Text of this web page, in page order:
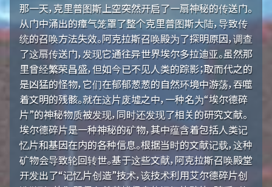
那一天，克里普图斯上空突然开启了一扇神秘的传送门。
从门中涌出的瘴气笼罩了整个克里普图斯大陆，导致传
统的召唤方法失效。阿克拉斯召唤殿为了探明原因，调查
了这扇传送门，发现它通往异世界埃尔多拉迪亚。虽然那
里曾经繁荣昌盛，但如今已不见人类的踪影；取而代之的
是凶猛的怪物，它们在郁郁葱葱的自然环境中游荡，吞噬
着文明的残骸。就在这片废墟之中，一种名为“埃尔德碎
片”的神秘物质被发现，同时还发现了相关的研究文献。
埃尔德碎片是一种神秘的矿物，其中蕴含着包括人类记
忆片和基因在内的各种信息。根据当时的文献记载，这种
矿物会导致轮回转世。基于这些文献，阿克拉斯召唤殿堂
开发出了“记忆片创造”技术，该技术利用艾尔德碎片创